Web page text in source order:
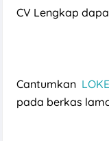
CV Lengkap
Cantumkan
pada berkas